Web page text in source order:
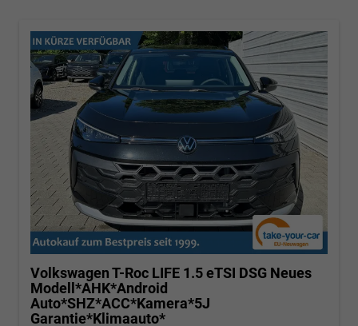
Volkswagen T-Roc LIFE 1.5 eTSI DSG Neues
Modell*AHK*Android
Auto*SHZ*ACC*Kamera*5J
Garantie*Klimaauto*